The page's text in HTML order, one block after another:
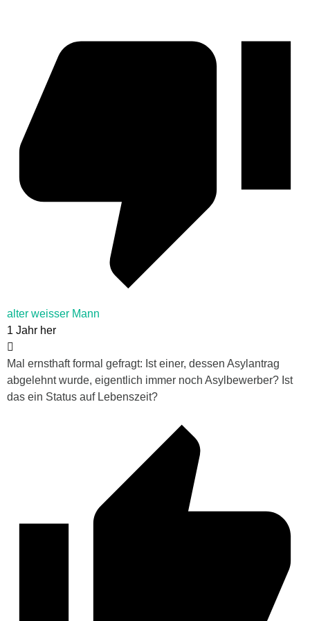
alter weisser Mann
1 Jahr her
Mal ernsthaft formal gefragt: Ist einer, dessen Asylantrag
abgelehnt wurde, eigentlich immer noch Asylbewerber? Ist
das ein Status auf Lebenszeit?